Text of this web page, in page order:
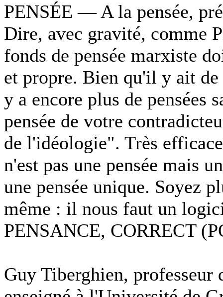
PENSÉE — A la pensée,
Dire, avec gravité, comme
fonds de pensée marxiste
et propre. Bien qu'il y ait de
y a encore plus de pensées
pensée de votre
de l'idéologie". Très
n'est pas une pensée mais
une pensée unique. Soyez
même : il nous faut un
PENSANCE, CORRECT
Guy Tiberghien,